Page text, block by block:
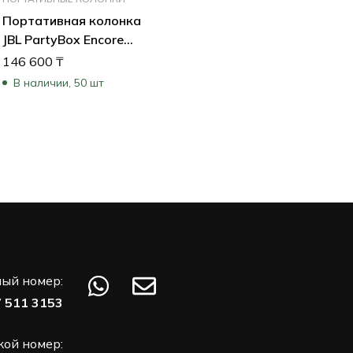
Портативная колонка
JBL PartyBox Encore
Essential
JBLPBENCOREESSEP
146 600₸
В наличии, 50 шт
номер:
511 3153
номер: